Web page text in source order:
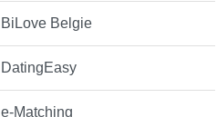
BiLove Belgie
DatingEasy
e-Matching